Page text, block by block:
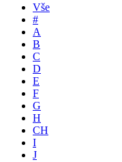
Vše
#
A
B
C
D
E
F
G
H
CH
I
J